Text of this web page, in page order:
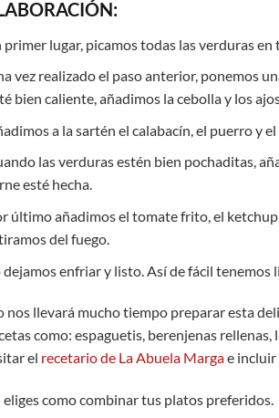
primer lugar, picamos todas las verduras
vez realizado el paso anterior, ponemos
bien caliente, añadimos la cebolla y los
a la sartén el calabacín, el puerro y
las verduras estén bien pochaditas,
esté hecha.
último añadimos el tomate frito, el
del fuego.
dejamos enfriar y listo. Así de fácil tenemos
nos llevará mucho tiempo preparar esta
como: espaguetis, berenjenas
el recetario de La Abuela Margae incluir
eliges como combinar tus platos preferidos.